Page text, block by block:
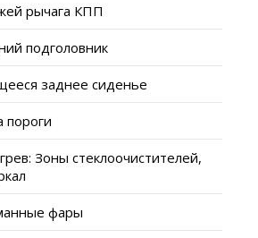
рычага КПП
подголовник
заднее сиденье
пороги
Зоны стеклоочистителей,
фары